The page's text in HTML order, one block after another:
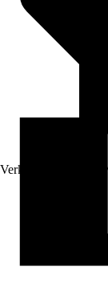
Verkauf durch: